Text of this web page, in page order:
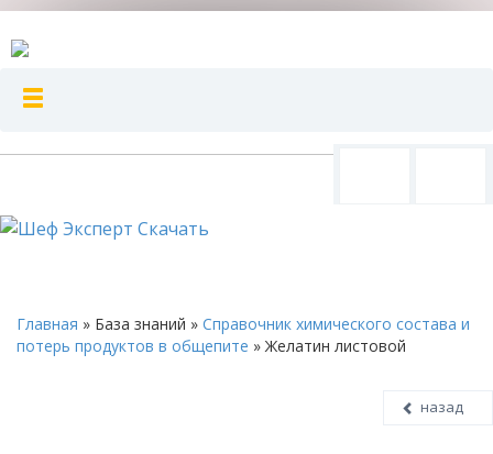
Главная » База знаний » Справочник химического состава и
потерь продуктов в общепите »Желатин листовой
назад